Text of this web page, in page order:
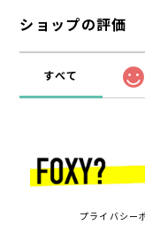
ショップの評価
すべて
プライバシー